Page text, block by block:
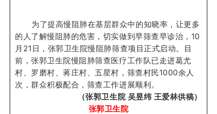
为了提高慢阻肺在基层群众中的知晓率，让更多
的人了解慢阻肺的危害，切实做到早筛查早诊治，10
月21日，张郭卫生院慢阻肺筛查项目正式启动。目
前，张郭卫生院慢阻肺筛查医疗工作队已走进葛尤
村、罗磨村、蒋庄村、五星村，筛查村民1000余人
次，群众积极配合，筛查工作进展顺利。
（张郭卫生院 吴昱纬 王爱林供稿）
张郭卫生院